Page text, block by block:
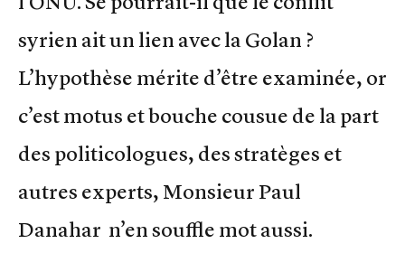
syrien ait un lien avec la Golan ?
L’hypothèse mérite d’être examinée, or
c’est motus et bouche cousue de la part
des politicologues, des stratèges et
autres experts, Monsieur Paul
Danahar n’en souffle mot aussi.